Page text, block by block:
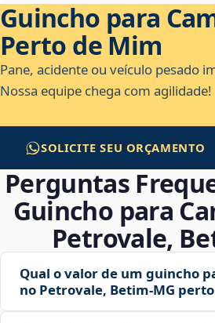
Guincho para
Perto de Mim
Pane, acidente ou veículo pesado
Nossa equipe chega com agilidade!
SOLICITE SEU ORÇAMENTO
Perguntas
Guincho para
Petrovale,
Qual o valor de um guincho
no Petrovale, Betim‑MG